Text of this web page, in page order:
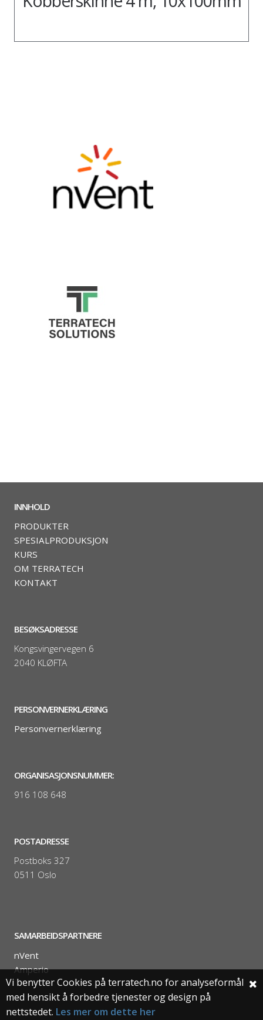
INNHOLD
PRODUKTER
SPESIALPRODUKSJON
KURS
OM TERRATECH
KONTAKT
BESØKSADRESSE
Kongsvingervegen 6
2040 KLØFTA
PERSONVERNERKLÆRING
Personvernerklæring
ORGANISASJONSNUMMER:
916 108 648
POSTADRESSE
Postboks 327
0511 Oslo
SAMARBEIDSPARTNERE
nVent
Amperio
Vi benytter Cookies på terratech.no for analyseformål
med hensikt å forbedre tjenester og design på
nettstedet. Les mer om dette her